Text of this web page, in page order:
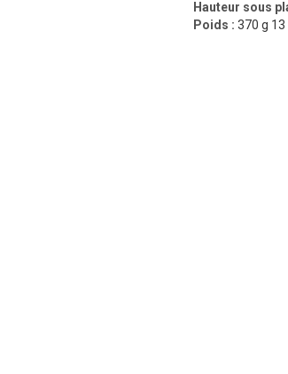
Hauteur sous
Poids : 370 g 13